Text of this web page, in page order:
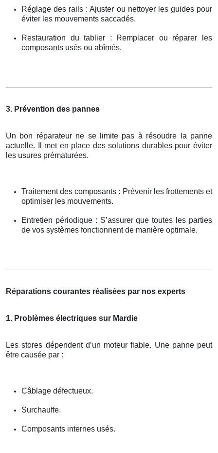
Réglage des rails : Ajuster ou nettoyer les guides pour
éviter les mouvements saccadés.
Restauration du tablier : Remplacer ou réparer les
composants usés ou abîmés.
3. Prévention des pannes
Un bon réparateur ne se limite pas à résoudre la panne
actuelle. Il met en place des solutions durables pour éviter
les usures prématurées.
Traitement des composants : Prévenir les frottements et
optimiser les mouvements.
Entretien périodique : S’assurer que toutes les parties
de vos systèmes fonctionnent de manière optimale.
Réparations courantes réalisées par nos experts
1. Problèmes électriques sur Mardie
Les stores dépendent d’un moteur fiable. Une panne peut
être causée par :
Câblage défectueux.
Surchauffe.
Composants internes usés.